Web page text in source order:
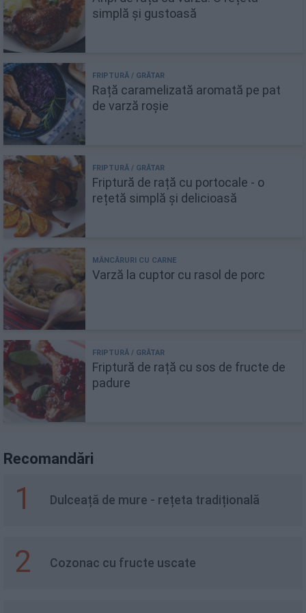
simplă și gustoasă
Rață caramelizată aromată pe pat
de varză roșie
Friptură de rață cu portocale - o
rețetă simplă și delicioasă
Varză la cuptor cu rasol de porc
Friptură de rață cu sos de fructe de
padure
Recomandări
1 Dulceață de mure - rețeta tradițională
2 Cozonac cu fructe uscate